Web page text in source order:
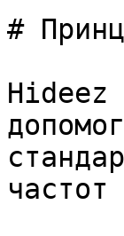
#
Hideez